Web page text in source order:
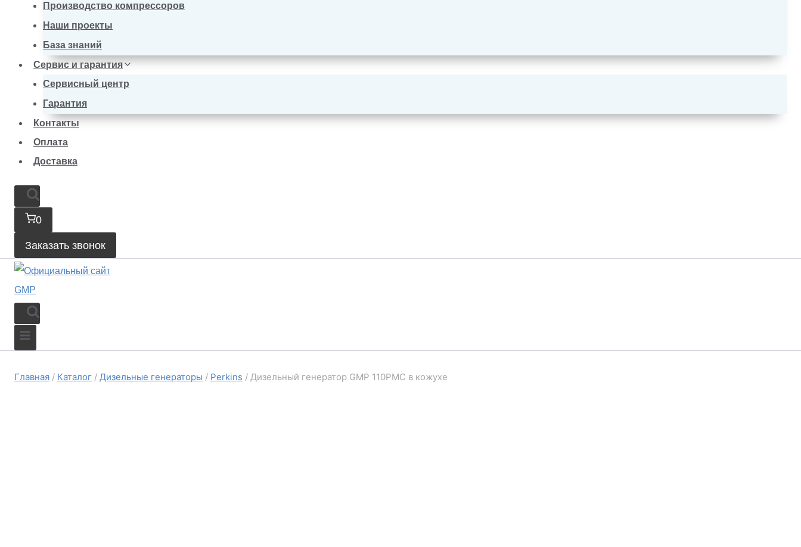
Производство компрессоров
Наши проекты
База знаний
Сервис и гарантия
Сервисный центр
Гарантия
Контакты
Оплата
Доставка
0
Заказать звонок
Главная / Каталог / Дизельные генераторы / Perkins / Дизельный генератор GMP 110PMC в кожухе